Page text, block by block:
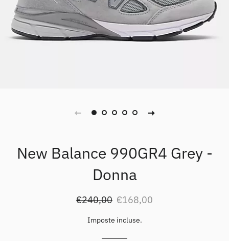
New Balance 990GR4 Grey -
Donna
Prezzo
listino
€240,00 Prezzo
€168,00
Imposte incluse.